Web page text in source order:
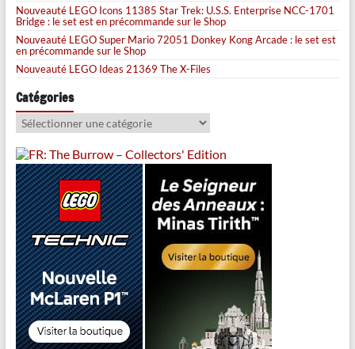
Nouveauté LEGO Icons 11385 Star Trek: U.S.S. Enterprise NCC-1701
Bridge : le set est en précommande sur le Shop
Nouveauté LEGO Super Mario 72051 Donkey Kong Arcade : le set est
en précommande sur le Shop
Nouveauté LEGO Ideas 21369 The X-Files
Catégories
Catégories